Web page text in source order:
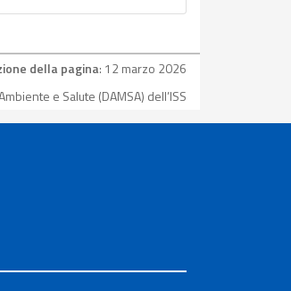
della pagina: 12 marzo 2026
e Salute (DAMSA) dell’ISS